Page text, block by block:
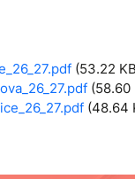
(53.22
(58.60
(48.64